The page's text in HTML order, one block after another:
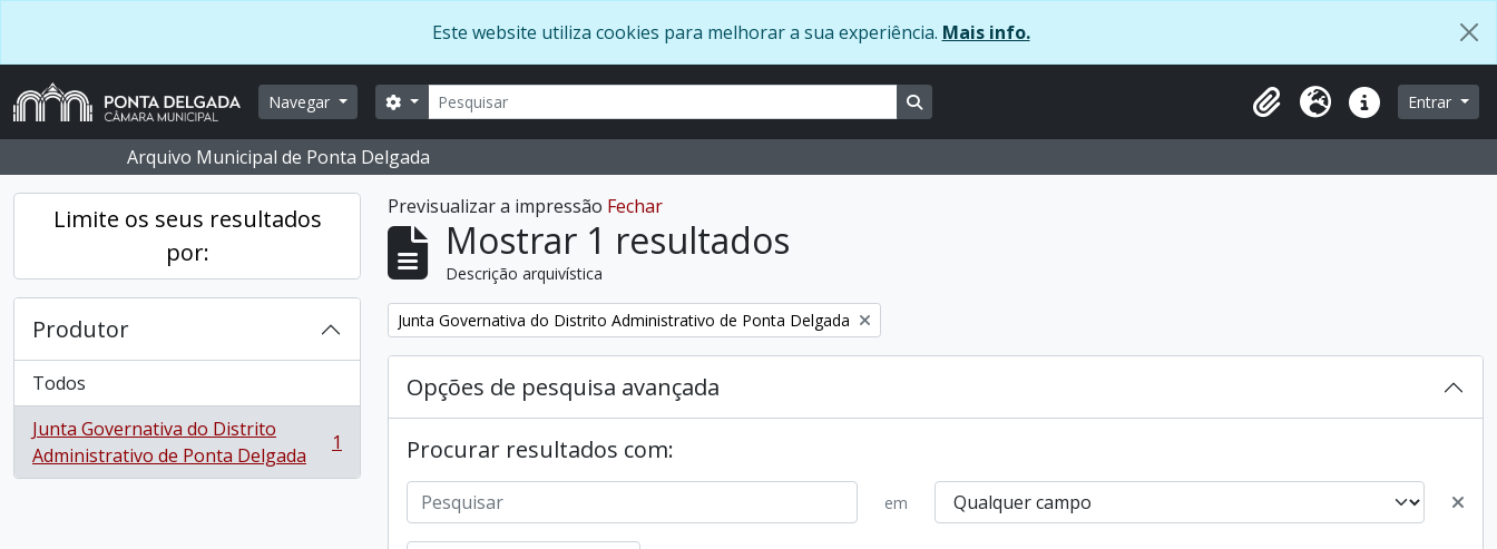
Este website utiliza cookies para melhorar a sua experiência. Mais info.
Navegar Pesquisar
Opções de busca
Área de transferência
Idioma Ligações rápidas
Entrar
Arquivo Municipal de Ponta Delgada
Limite os seus resultados
por:
Produtor
Todos
Junta Governativa do Distrito
Administrativo de Ponta Delgada
, 1 resultados 1
Previsualizar a impressão Fechar
Mostrar 1 resultados
Descrição arquivística
Remover filtro:
Junta Governativa do Distrito Administrativo de Ponta Delgada
Opções de pesquisa avançada
Procurar resultados com:
em